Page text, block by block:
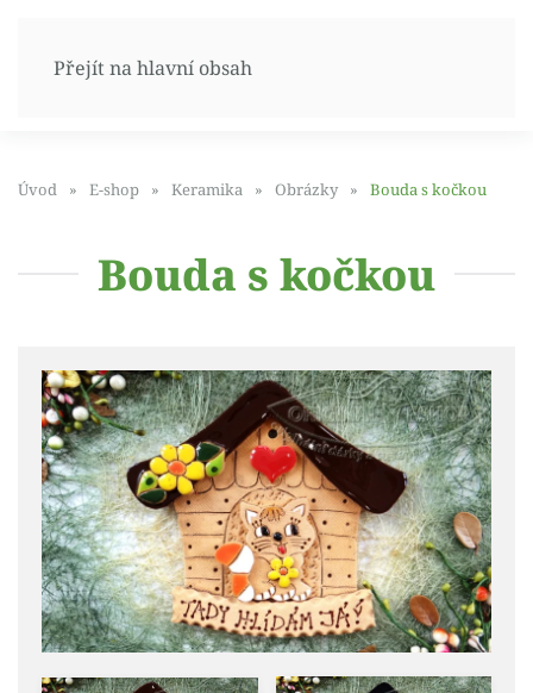
Přejít na hlavní obsah
Úvod E-shop Keramika Obrázky Bouda s kočkou
Bouda s kočkou